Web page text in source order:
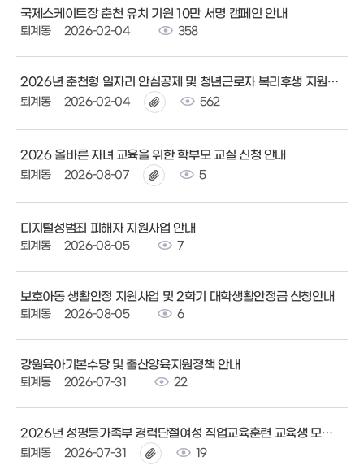
국제스케이트장 춘천 유치 기원 10만 서명 캠페인 안내
퇴계동 2026-02-04 358
2026년 춘천형 일자리 안심공제 및 청년근로자 복리후생 지원사업 안내
퇴계동 2026-02-04 562
2026 올바른 자녀 교육을 위한 학부모 교실 신청 안내
퇴계동 2026-08-07 5
디지털성범죄 피해자 지원사업 안내
퇴계동 2026-08-05 7
보호아동 생활안정 지원사업 및 2학기 대학생활안정금 신청안내
퇴계동 2026-08-05 6
강원육아기본수당 및 출산양육지원정책 안내
퇴계동 2026-07-31 22
2026년 성평등가족부 경력단절여성 직업교육훈련 교육생 모집 안내
퇴계동 2026-07-31 19